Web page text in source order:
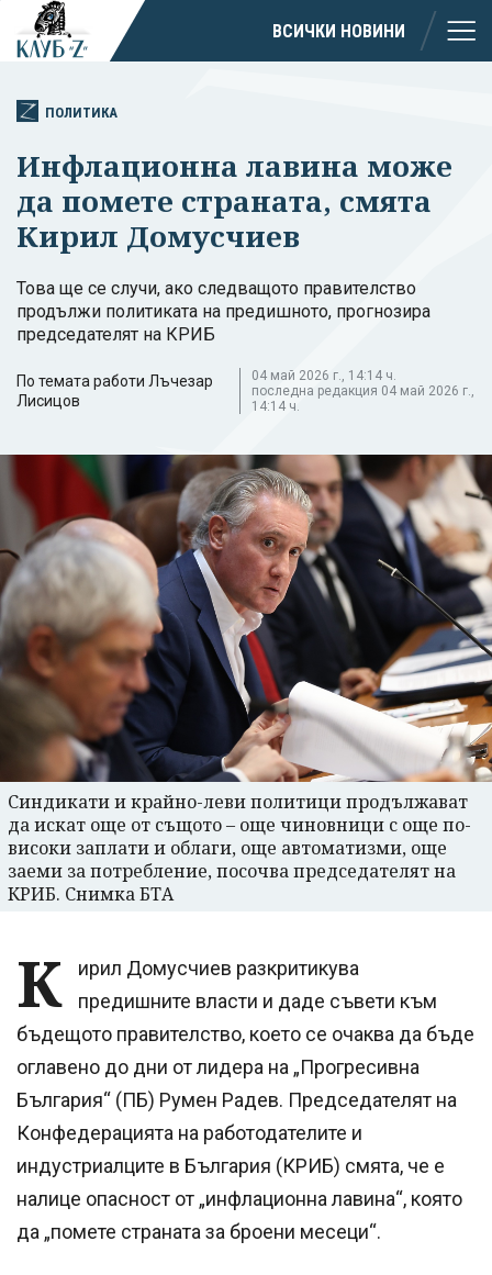
ВСИЧКИ НОВИНИ
ПОЛИТИКА
Инфлационна лавина може
да помете страната, смята
Кирил Домусчиев
Това ще се случи, ако следващото правителство
продължи политиката на предишното, прогнозира
председателят на КРИБ
По темата работи Лъчезар
Лисицов
04 май 2026 г., 14:14 ч.
последна редакция 04 май 2026 г.,
14:14 ч.
Синдикати и крайно-леви политици продължават
да искат още от същото – още чиновници с още по-
високи заплати и облаги, още автоматизми, още
заеми за потребление, посочва председателят на
КРИБ. Снимка БТА
К
ирил Домусчиев разкритикува
предишните власти и даде съвети към
бъдещото правителство, което се очаква да бъде
оглавено до дни от лидера на „Прогресивна
България“ (ПБ) Румен Радев. Председателят на
Конфедерацията на работодателите и
индустриалците в България (КРИБ) смята, че е
налице опасност от „инфлационна лавина“, която
да „помете страната за броени месеци“.